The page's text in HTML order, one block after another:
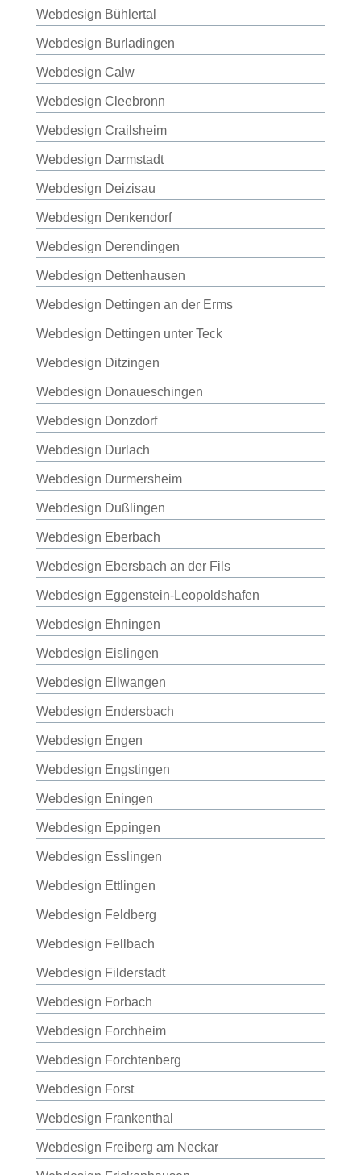
Webdesign Bühlertal
Webdesign Burladingen
Webdesign Calw
Webdesign Cleebronn
Webdesign Crailsheim
Webdesign Darmstadt
Webdesign Deizisau
Webdesign Denkendorf
Webdesign Derendingen
Webdesign Dettenhausen
Webdesign Dettingen an der Erms
Webdesign Dettingen unter Teck
Webdesign Ditzingen
Webdesign Donaueschingen
Webdesign Donzdorf
Webdesign Durlach
Webdesign Durmersheim
Webdesign Dußlingen
Webdesign Eberbach
Webdesign Ebersbach an der Fils
Webdesign Eggenstein-Leopoldshafen
Webdesign Ehningen
Webdesign Eislingen
Webdesign Ellwangen
Webdesign Endersbach
Webdesign Engen
Webdesign Engstingen
Webdesign Eningen
Webdesign Eppingen
Webdesign Esslingen
Webdesign Ettlingen
Webdesign Feldberg
Webdesign Fellbach
Webdesign Filderstadt
Webdesign Forbach
Webdesign Forchheim
Webdesign Forchtenberg
Webdesign Forst
Webdesign Frankenthal
Webdesign Freiberg am Neckar